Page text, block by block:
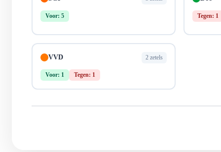
Voor: 5 Tegen: 1
VVD 2 zetels
Voor: 1 Tegen: 1